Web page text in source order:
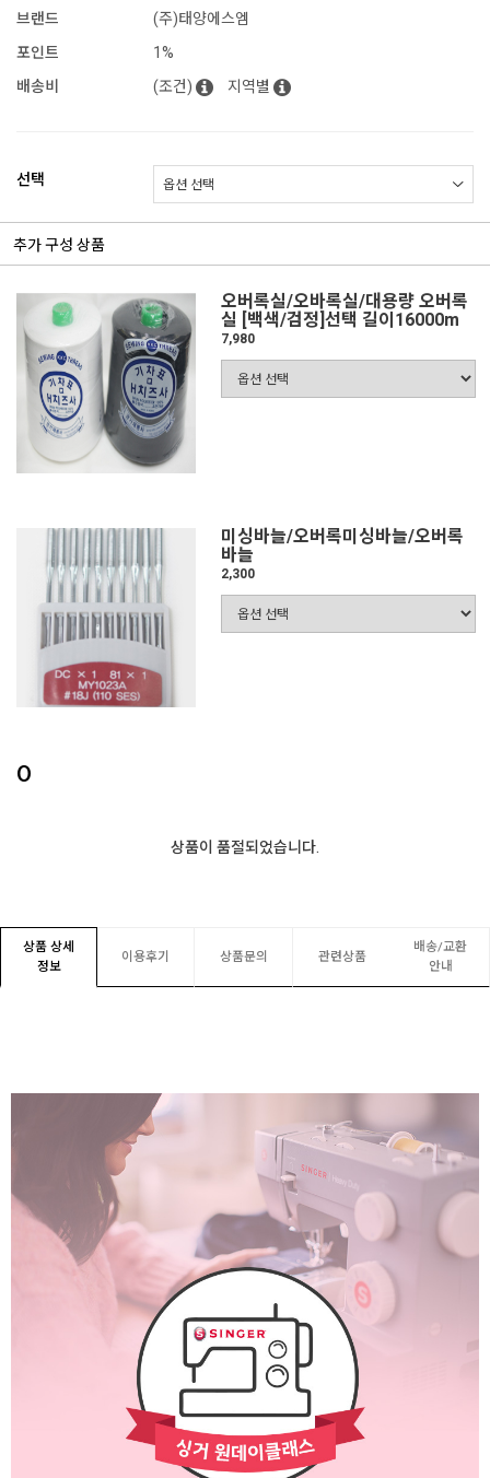
브랜드
(주)태양에스엠
포인트
1%
배송비
(조건) 지역별
선택
추가 구성 상품
오버록실/오바록실/대용량 오버록
실 [백색/검정]선택 길이16000m
7,980
미싱바늘/오버록미싱바늘/오버록
바늘
2,300
0
상품이 품절되었습니다.
상품 상세
정보
이용후기 상품문의 관련상품
배송/교환
안내